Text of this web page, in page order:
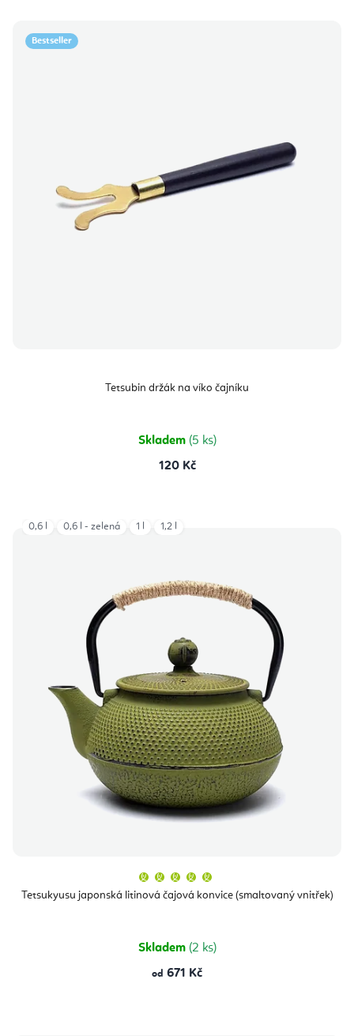
Bestseller
Tetsubin držák na víko čajníku
Skladem (5 ks)
120 Kč
Tetsukyusu japonská litinová čajová konvice (smaltovaný vnitřek)
produktu
je
hvězdiček.
Skladem (2 ks)
od 671 Kč
0,6 l 0,6 l - zelená 1 l 1,2 l